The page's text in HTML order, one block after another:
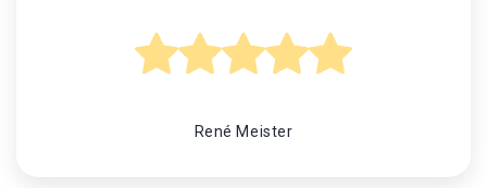
René Meister